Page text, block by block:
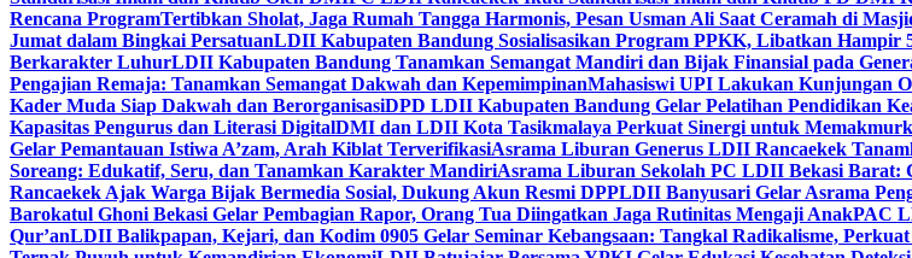
Rencana ProgramTertibkan Sholat, Jaga Rumah Tangga Harmonis, Pesan Usman Ali Saat Ceramah di
Jumat dalam Bingkai PersatuanLDII Kabupaten Bandung Sosialisasikan Program PPKK, Libatkan Hampir
Berkarakter LuhurLDII Kabupaten Bandung Tanamkan Semangat Mandiri dan Bijak Finansial pada
Pengajian Remaja: Tanamkan Semangat Dakwah dan KepemimpinanMahasiswi UPI Lakukan Kunjungan
Kader Muda Siap Dakwah dan BerorganisasiDPD LDII Kabupaten Bandung Gelar Pelatihan Pendidikan
Kapasitas Pengurus dan Literasi DigitalDMI dan LDII Kota Tasikmalaya Perkuat Sinergi untuk
Gelar Pemantauan Istiwa A’zam, Arah Kiblat TerverifikasiAsrama Liburan Generus LDII Rancaekek
Soreang: Edukatif, Seru, dan Tanamkan Karakter MandiriAsrama Liburan Sekolah PC LDII Bekasi
Rancaekek Ajak Warga Bijak Bermedia Sosial, Dukung Akun Resmi DPPLDII Banyusari Gelar Asrama
Barokatul Ghoni Bekasi Gelar Pembagian Rapor, Orang Tua Diingatkan Jaga Rutinitas Mengaji AnakPAC
Qur’anLDII Balikpapan, Kejari, dan Kodim 0905 Gelar Seminar Kebangsaan: Tangkal Radikalisme, Perkuat